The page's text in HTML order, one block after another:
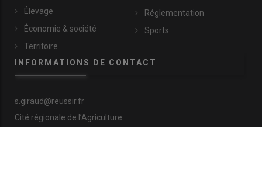
Élevage
Économie & société
Territoire
Réglementation
Sports
INFORMATIONS DE CONTACT
s.giraud@reussir.fr
Cité régionale de l’Agriculture